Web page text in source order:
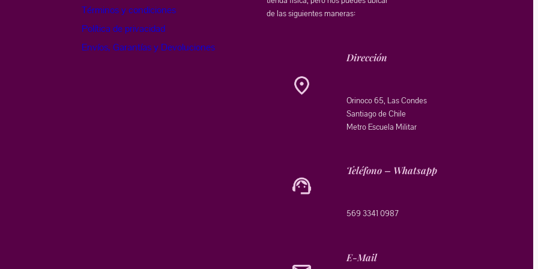
Términos y condiciones
Política de privacidad
Envíos, Garantías y Devoluciones
de las siguientes maneras:
Dirección
Orinoco 65, Las Condes
Santiago de Chile
Metro Escuela Militar
Teléfono – Whatsapp
569 3341 0987
E-Mail